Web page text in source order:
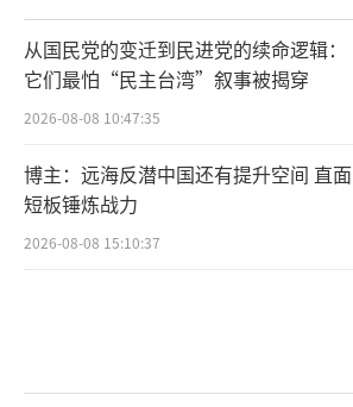
从国民党的变迁到民进党的续命逻辑：
它们最怕“民主台湾”叙事被揭穿
2026-08-08 10:47:35
博主：远海反潜中国还有提升空间 直面
短板锤炼战力
2026-08-08 15:10:37